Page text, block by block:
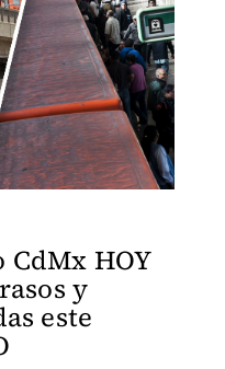
CdMx HOY
y
este